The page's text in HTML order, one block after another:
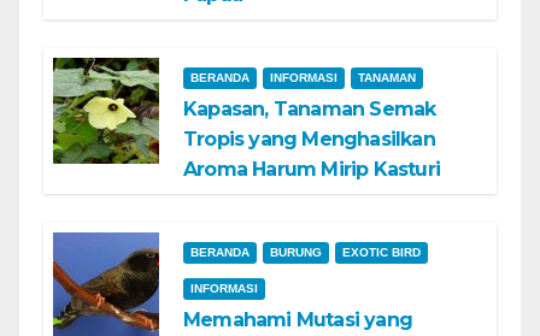
BERANDA INFORMASI TANAMAN
Kapasan, Tanaman Semak
Tropis yang Menghasilkan
Aroma Harum Mirip Kasturi
BERANDA BURUNG EXOTIC BIRD
INFORMASI
Memahami Mutasi yang